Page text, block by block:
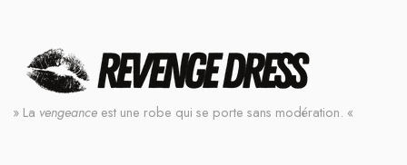
» La vengeance est une robe qui se porte sans modération. «